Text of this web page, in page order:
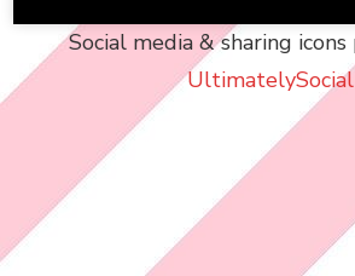
Social media & sharing
UltimatelySocial